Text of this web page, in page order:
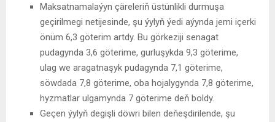
Maksatnamalaýyn çäreleriň üstünlikli durmuşa
geçirilmegi netijesinde, şu ýylyň ýedi aýynda jemi içerki
önüm 6,3 göterim artdy. Bu görkeziji senagat
pudagynda 3,6 göterime, gurluşykda 9,3 göterime,
ulag we aragatnaşyk pudagynda 7,1 göterime,
söwdada 7,8 göterime, oba hojalygynda 7,8 göterime,
hyzmatlar ulgamynda 7 göterime deň boldy.
Geçen ýylyň degişli döwri bilen deňeşdirilende, şu